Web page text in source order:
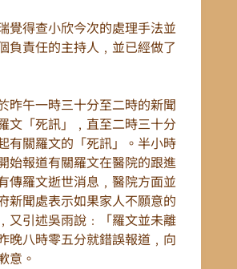
覺得查小欣今次的處理手法並
負責任的主持人﹐並已經做了
昨午一時三十分至二時的新聞
文「死訊」﹐直至二時三十分
有關羅文的「死訊」。半小時
始報道有關羅文在醫院的跟進
傳羅文逝世消息﹐醫院方面並
新聞處表示如果家人不願意的
又引述吳雨說﹕「羅文並未離
晚八時零五分就錯誤報道﹐向
意。